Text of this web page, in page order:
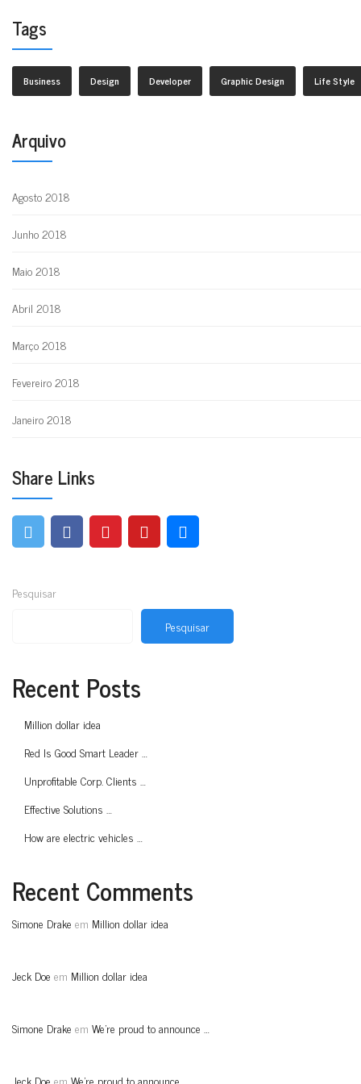
Tags
Business Design Developer Graphic Design Life Style
Arquivo
Agosto 2018
Junho 2018
Maio 2018
Abril 2018
Março 2018
Fevereiro 2018
Janeiro 2018
Share Links
Pesquisar
Pesquisar
Recent Posts
Million dollar idea
Red Is Good Smart Leader …
Unprofitable Corp. Clients …
Effective Solutions …
How are electric vehicles …
Recent Comments
Simone Drake em Million dollar idea
Jeck Doe em Million dollar idea
Simone Drake em We’re proud to announce …